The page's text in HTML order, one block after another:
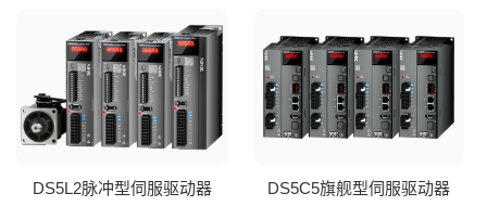
DS5L2脉冲型伺服驱动器 DS5C5旗舰型伺服驱动器